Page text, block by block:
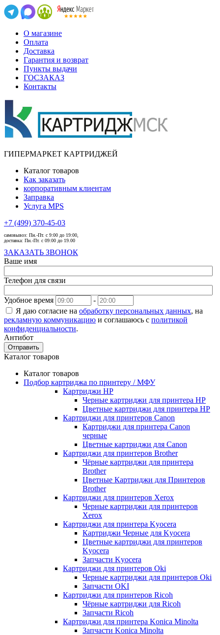
О магазине
Оплата
Доставка
Гарантия и возврат
Пункты выдачи
ГОСЗАКАЗ
Контакты
ГИПЕРМАРКЕТ КАРТРИДЖЕЙ
Каталог товаров
Как заказать
корпоративным клиентам
Заправка
Услуга MPS
+7 (499) 370-45-03
самовывоз: Пн.-Пт. с 9:00 до 19:00,
доставка: Пн.-Пт. с 09:00 до 19.00
ЗАКАЗАТЬ ЗВОНОК
Ваше имя
Телефон для связи
Удобное время
-
Я даю согласие на обработку персональных данных, на
рекламную коммуникацию и соглашаюсь с политикой
конфиденциальности.
Антибот
Отправить
Каталог товаров
Каталог товаров
Подбор картриджа по принтеру / МФУ
Картриджи HP
Черные картриджи для принтера HP
Цветные картриджи для принтера HP
Картриджи для принтеров Сanon
Картриджи для принтера Сanon
черные
Цветные картриджи для Сanon
Картриджи для принтеров Brother
Чёрные картриджи для принтера
Brother
Цветные Картриджи для Принтеров
Brother
Картриджи для принтеров Xerox
Черные картриджи для принтеров
Xerox
Картриджи для принтера Kyocera
Картриджи Черные для Kyocera
Цветные картриджи для принтеров
Kyocera
Запчасти Kyocera
Картриджи для принтеров Oki
Черные картриджи для принтеров Oki
Запчасти OKI
Картриджи для принтеров Ricoh
Чёрные картриджи для Ricoh
Запчасти Ricoh
Картриджи для принтера Konica Minolta
Запчасти Koniсa Minolta